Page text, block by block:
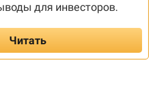
для инвесторов.
Читать